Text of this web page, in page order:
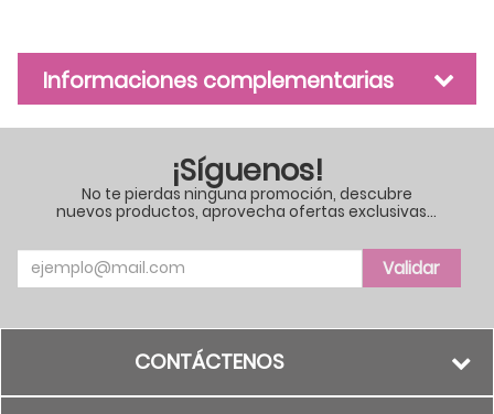
Informaciones complementarias
¡Síguenos!
No te pierdas ninguna promoción, descubre
nuevos productos, aprovecha ofertas exclusivas...
Nom Validar
CONTÁCTENOS